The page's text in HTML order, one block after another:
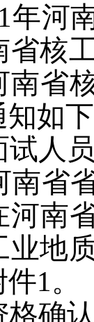
年河
核
南省
如
试人
南
河南
业地
1。
格确